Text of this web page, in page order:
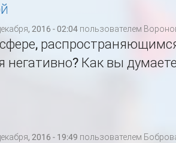
2016 - 02:04 пользователем
Как вы
2016 - 19:49 пользователем